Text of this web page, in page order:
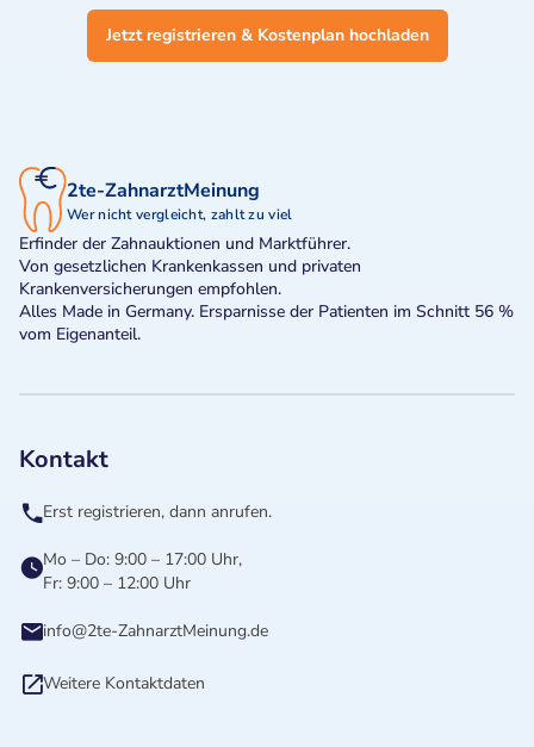
Jetzt registrieren & Kostenplan hochladen
2te-ZahnarztMeinung
Wer nicht vergleicht, zahlt zu viel
Erfinder der Zahnauktionen und Marktführer.
Von gesetzlichen Krankenkassen und privaten
Krankenversicherungen empfohlen.
Alles Made in Germany. Ersparnisse der Patienten im Schnitt 56 %
vom Eigenanteil.
Kontakt
Erst registrieren, dann anrufen.
Mo – Do: 9:00 – 17:00 Uhr,
Fr: 9:00 – 12:00 Uhr
info@2te-ZahnarztMeinung.de
Weitere Kontaktdaten